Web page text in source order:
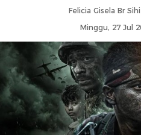
Felicia Gisela Br
Minggu, 27 Jul